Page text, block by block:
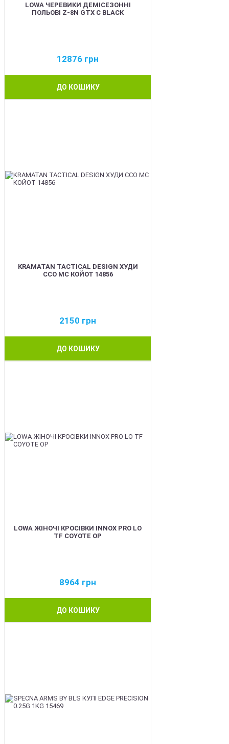
LOWA ЧЕРЕВИКИ ДЕМІСЕЗОННІ
ПОЛЬОВІ Z-8N GTX C BLACK
12876 грн
ДО КОШИКУ
KRAMATAN TACTICAL DESIGN ХУДИ
ССО МС КОЙОТ 14856
2150 грн
ДО КОШИКУ
LOWA ЖІНОЧІ КРОСІВКИ INNOX PRO LO
TF COYOTE OP
8964 грн
ДО КОШИКУ